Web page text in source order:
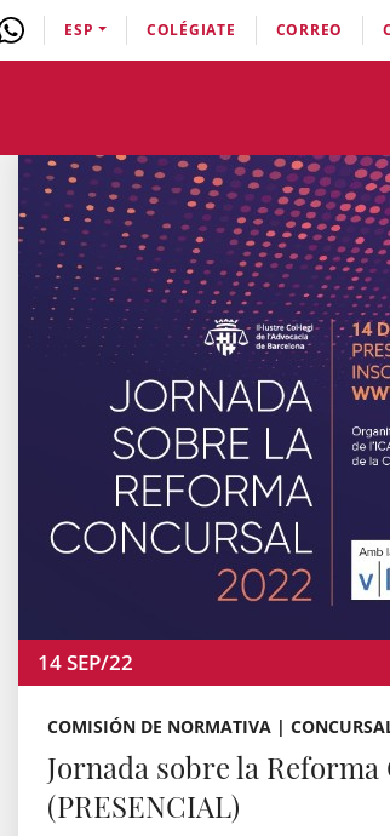
ESP COLÉGIATE CORREO
14SEP/22
COMISIÓN DE NORMATIVA |
Jornada sobre la
(PRESENCIAL)